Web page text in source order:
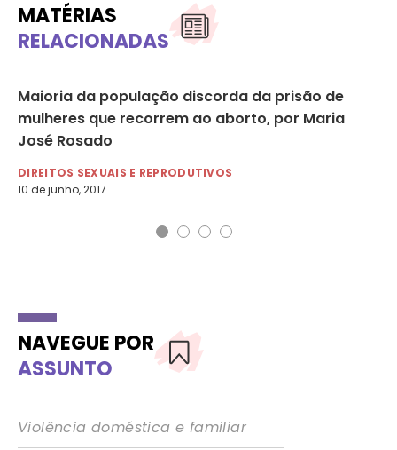
MATÉRIAS
RELACIONADAS
Maioria da população discorda da prisão de
mulheres que recorrem ao aborto, por Maria
José Rosado
DIREITOS SEXUAIS E REPRODUTIVOS
10 de junho, 2017
NAVEGUE POR
ASSUNTO
Violência doméstica e familiar